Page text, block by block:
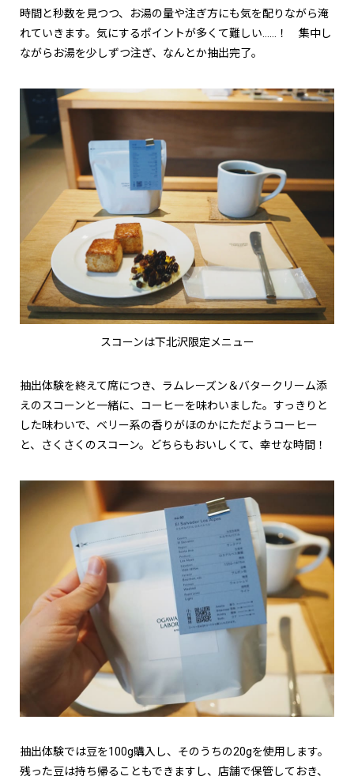
時間と秒数を見つつ、お湯の量や注ぎ方にも気を配りながら淹
れていきます。気にするポイントが多くて難しい……！ 集中し
ながらお湯を少しずつ注ぎ、なんとか抽出完了。
スコーンは下北沢限定メニュー
抽出体験を終えて席につき、ラムレーズン＆バタークリーム添
えのスコーンと一緒に、コーヒーを味わいました。すっきりと
した味わいで、ベリー系の香りがほのかにただようコーヒー
と、さくさくのスコーン。どちらもおいしくて、幸せな時間！
抽出体験では豆を100g購入し、そのうちの20gを使用します。
残った豆は持ち帰ることもできますし、店舗で保管しておき、